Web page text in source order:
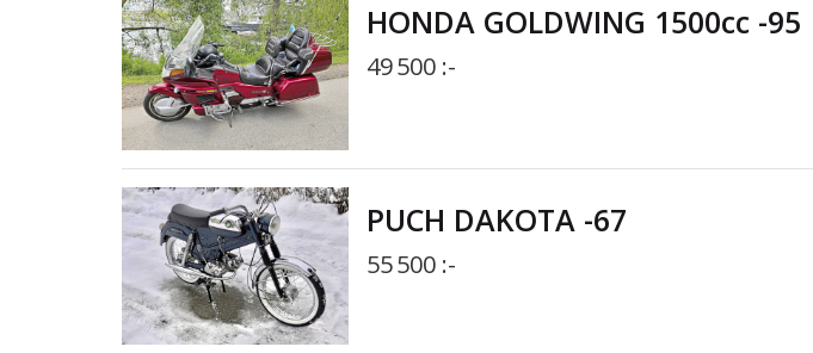
HONDA GOLDWING 1500cc -95
49 500 :-
PUCH DAKOTA -67
55 500 :-